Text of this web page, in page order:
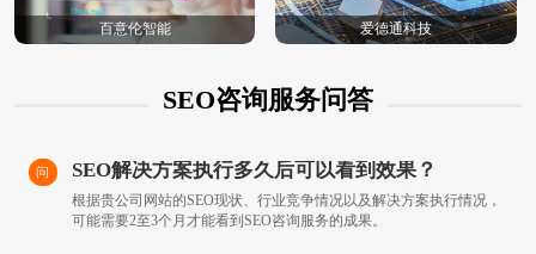
百意伦智能 爱德通科技
SEO咨询服务问答
问 SEO解决方案执行多久后可以看到效果？
根据贵公司网站的SEO现状、行业竞争情况以及解决方案执行情况，
可能需要2至3个月才能看到SEO咨询服务的成果。